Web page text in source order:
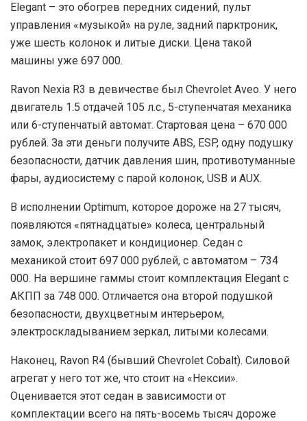
Elegant – это обогрев передних сидений, пульт
управления «музыкой» на руле, задний парктроник,
уже шесть колонок и литые диски. Цена такой
машины уже 697 000.
Ravon Nexia R3 в девичестве был Chevrolet Aveo. У него
двигатель 1.5 отдачей 105 л.с., 5-ступенчатая механика
или 6-ступенчатый автомат. Стартовая цена – 670 000
рублей. За эти деньги получите ABS, ESP, одну подушку
безопасности, датчик давления шин, противотуманные
фары, аудиосистему с парой колонок, USB и AUX.
В исполнении Optimum, которое дороже на 27 тысяч,
появляются «пятнадцатые» колеса, центральный
замок, электропакет и кондиционер. Седан с
механикой стоит 697 000 рублей, с автоматом – 734
000. На вершине гаммы стоит комплектация Elegant с
АКПП за 748 000. Отличается она второй подушкой
безопасности, двухцветным интерьером,
электроскладыванием зеркал, литыми колесами.
Наконец, Ravon R4 (бывший Chevrolet Cobalt). Силовой
агрегат у него тот же, что стоит на «Нексии».
Оценивается этот седан в зависимости от
комплектации всего на пять-восемь тысяч дороже